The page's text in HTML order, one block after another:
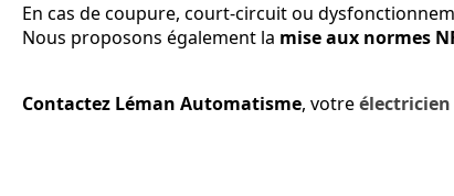
En cas de coupure, court-circuit ou
Nous proposons également la mise aux normes
Contactez Léman Automatisme, votreélectricien